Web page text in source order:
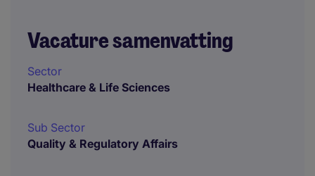
Vacature samenvatting
Sector
Healthcare & Life Sciences
Sub Sector
Quality & Regulatory Affairs